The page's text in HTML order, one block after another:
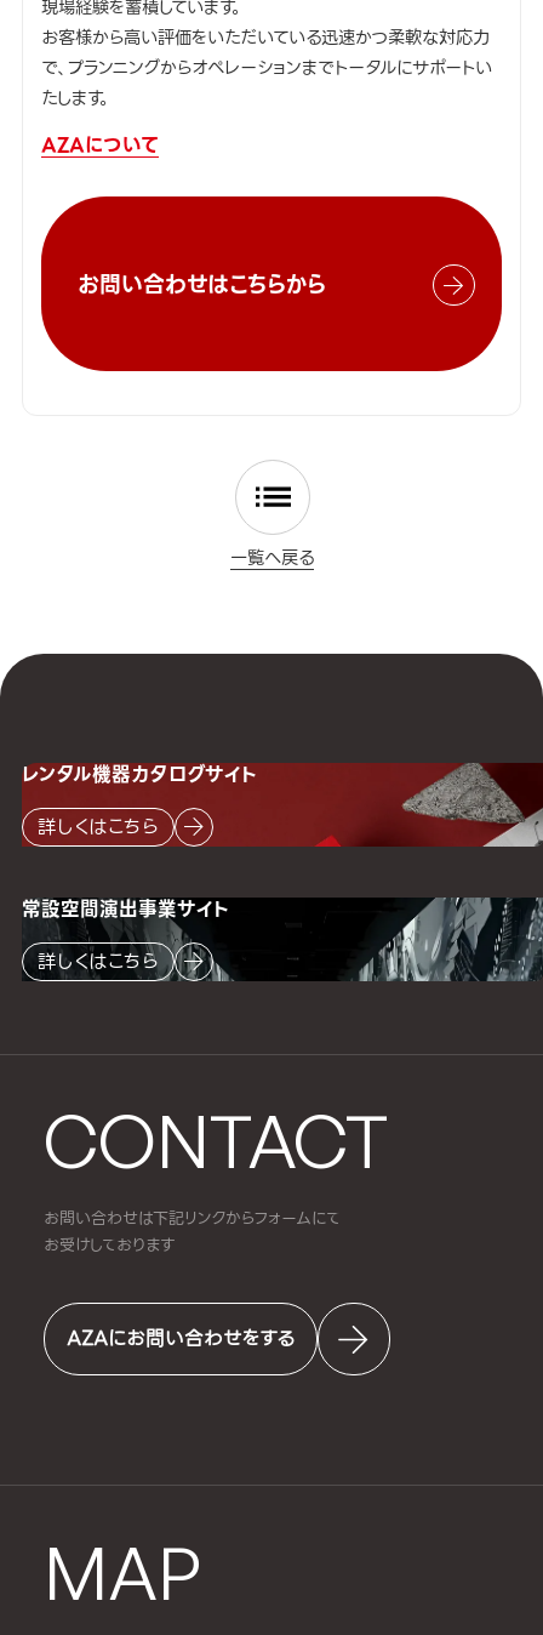
現場経験を蓄積しています。
お客様から高い評価をいただいている迅速かつ柔軟な対応力
で、プランニングからオペレーションまでトータルにサポートい
たします。
AZAについて
お問い合わせはこちらから
一覧へ戻る
CONTACT
お問い合わせは下記リンクからフォームにて
お受けしております
AZAにお問い合わせをする
MAP
レンタル機器カタログサイト
詳しくはこちら
常設空間演出事業サイト
詳しくはこちら